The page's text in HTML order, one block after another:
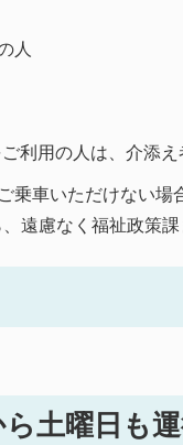
人
利用の人は、介添え
乗車いただけない場
遠慮なく福祉政策
土曜日も運